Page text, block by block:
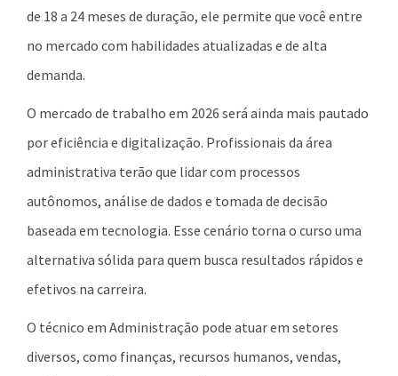
de 18 a 24 meses de duração, ele permite que você entre
no mercado com habilidades atualizadas e de alta
demanda.
O mercado de trabalho em 2026 será ainda mais pautado
por eficiência e digitalização. Profissionais da área
administrativa terão que lidar com processos
autônomos, análise de dados e tomada de decisão
baseada em tecnologia. Esse cenário torna o curso uma
alternativa sólida para quem busca resultados rápidos e
efetivos na carreira.
O técnico em Administração pode atuar em setores
diversos, como finanças, recursos humanos, vendas,